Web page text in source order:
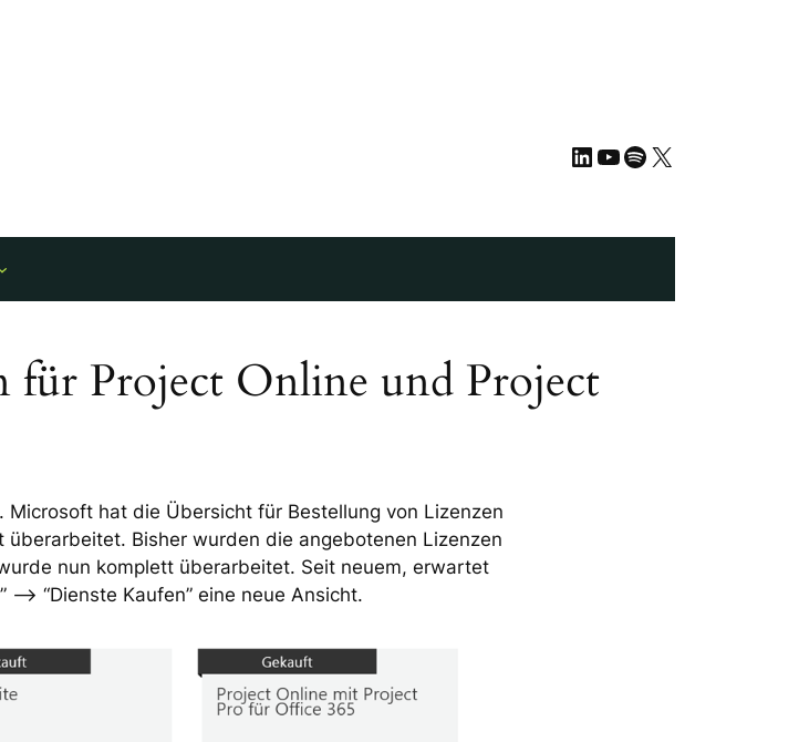
LinkedIn
YouTube
Spotify
X
für Project Online und Project
hat die Übersicht für Bestellung von Lizenzen
Bisher wurden die angebotenen Lizenzen
nun komplett überarbeitet. Seit neuem, erwartet
“Dienste Kaufen” eine neue Ansicht.